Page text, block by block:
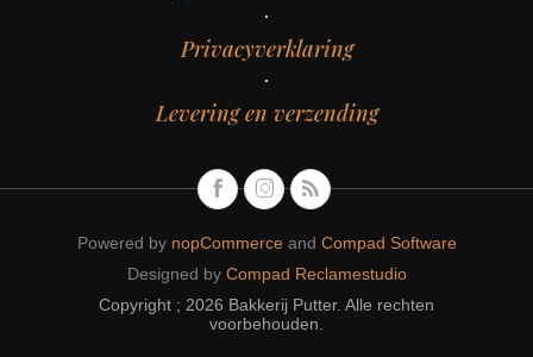
Privacyverklaring
Levering en verzending
Powered by nopCommerceand Compad Software
Designed by Compad Reclamestudio
Copyright ; 2026 Bakkerij Putter. Alle rechten
voorbehouden.